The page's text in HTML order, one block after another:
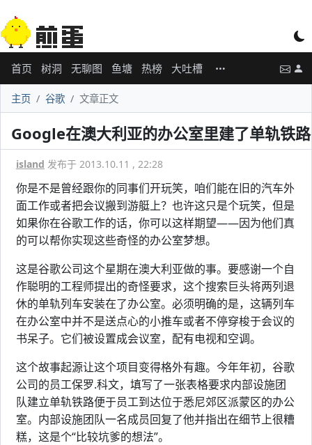
首页 树洞 无聊图 鱼塘 热榜 大吐槽
主页 谷歌 文章正文
Google在澳大利亚的办公室里建了单轨铁路
island 发布于 2013.10.11 , 22:28
你是不是曾经跟你的同事们开玩笑，咱们能在旧的汽车外
面工作或者把会议搬到游艇上？也许这只是个玩笑，但是
如果你在谷歌工作的话，你可以这样期望——因为他们真
的可以帮你实现这些奇怪的办公室梦想。
这是谷歌公司这个星期在澳大利亚做的事。要感谢一个自
作聪明的工程师提出的奇怪要求，这个搜索巨头将两列退
休的单轨列车安装在了办公室。必须明确的是，这辆列车
在办公室中并不是送点心的小推车或者不停穿梭于会议的
书呆子。它们被设置成会议室，配有电视和空调。
这个故事起源让这个项目变得格外有趣。今年年初，谷歌
公司的员工保罗.科文，填写了一张表格要求内部设施团
队建立单轨铁路便于员工到达位于悉尼郊区派蒙区的办公
室。内部设施团队一名成员回复了他并指出在细节上很糟
糕，这是个“比较坑爹的想法”。